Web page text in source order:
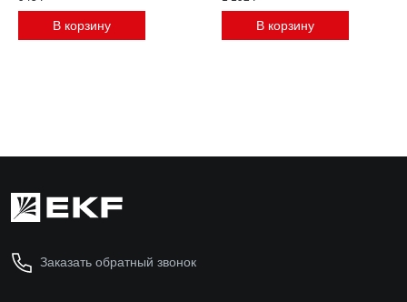
В корзину В корзину
Заказать обратный звонок